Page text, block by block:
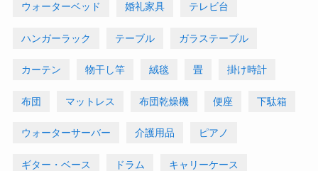
ウォーターベッド 婚礼家具 テレビ台
ハンガーラック テーブル ガラステーブル
カーテン 物干し竿 絨毯 畳 掛け時計
布団 マットレス 布団乾燥機 便座 下駄箱
ウォーターサーバー 介護用品 ピアノ
ギター・ベース ドラム キャリーケース